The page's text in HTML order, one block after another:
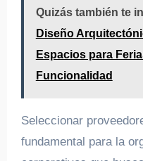
Quizás también te
Diseño
Espacios para
Funcionalidad
Seleccionar
fundamental para la